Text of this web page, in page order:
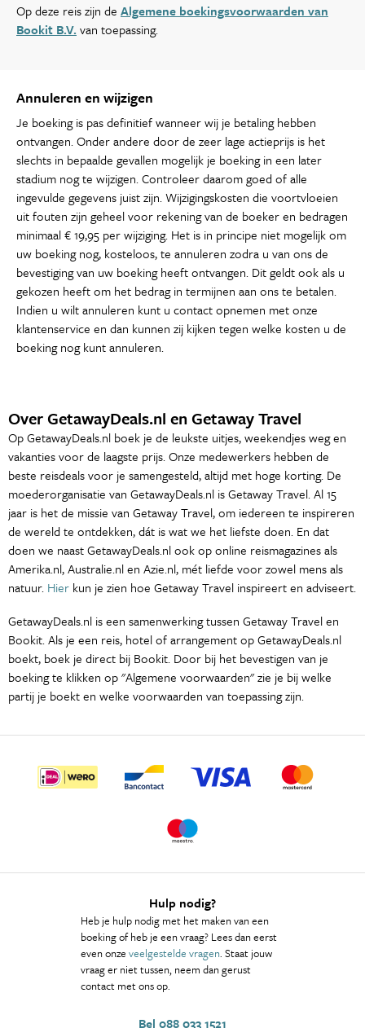
Op deze reis zijn de Algemene boekingsvoorwaarden van
Bookit B.V. van toepassing.
Annuleren en wijzigen
Je boeking is pas definitief wanneer wij je betaling hebben
ontvangen. Onder andere door de zeer lage actieprijs is het
slechts in bepaalde gevallen mogelijk je boeking in een later
stadium nog te wijzigen. Controleer daarom goed of alle
ingevulde gegevens juist zijn. Wijzigingskosten die voortvloeien
uit fouten zijn geheel voor rekening van de boeker en bedragen
minimaal € 19,95 per wijziging. Het is in principe niet mogelijk om
uw boeking nog, kosteloos, te annuleren zodra u van ons de
bevestiging van uw boeking heeft ontvangen. Dit geldt ook als u
gekozen heeft om het bedrag in termijnen aan ons te betalen.
Indien u wilt annuleren kunt u contact opnemen met onze
klantenservice en dan kunnen zij kijken tegen welke kosten u de
boeking nog kunt annuleren.
Over GetawayDeals.nl en Getaway Travel
Op GetawayDeals.nl boek je de leukste uitjes, weekendjes weg en
vakanties voor de laagste prijs. Onze medewerkers hebben de
beste reisdeals voor je samengesteld, altijd met hoge korting. De
moederorganisatie van GetawayDeals.nl is Getaway Travel. Al 15
jaar is het de missie van Getaway Travel, om iedereen te inspireren
de wereld te ontdekken, dát is wat we het liefste doen. En dat
doen we naast GetawayDeals.nl ook op online reismagazines als
Amerika.nl, Australie.nl en Azie.nl, mét liefde voor zowel mens als
natuur. Hier kun je zien hoe Getaway Travel inspireert en adviseert.
GetawayDeals.nl is een samenwerking tussen Getaway Travel en
Bookit. Als je een reis, hotel of arrangement op GetawayDeals.nl
boekt, boek je direct bij Bookit. Door bij het bevestigen van je
boeking te klikken op "Algemene voorwaarden" zie je bij welke
partij je boekt en welke voorwaarden van toepassing zijn.
Hulp nodig?
Heb je hulp nodig met het maken van een
boeking of heb je een vraag? Lees dan eerst
even onze veelgestelde vragen. Staat jouw
vraag er niet tussen, neem dan gerust
contact met ons op.
Bel 088 033 1521